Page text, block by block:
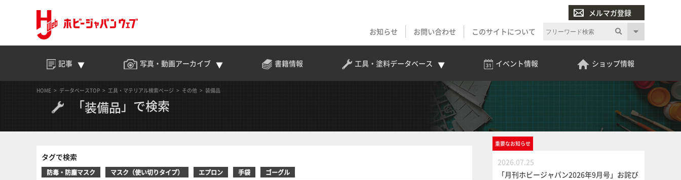
メルマガ登録
お知らせ
お問い合わせ このサイトについて
記事 写真・動画アーカイブ 書籍情報 工具・塗料データベース イベント情報 ショップ情報
HOME データベースTOP 工具・マテリアル検索ページ その他 装備品
「装備品 」で検索
タグで検索
防毒・防塵マスク マスク（使い切りタイプ） エプロン 手袋 ゴーグル
重要なお知らせ
2026.07.25
「月刊ホビージャパン2026年9月号」お詫び